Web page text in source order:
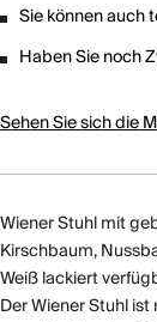
Sie können auch
Haben Sie noch
Sehen Sie sich die
Wiener Stuhl mit
Kirschbaum,
Weiß lackiert
Der Wiener Stuhl